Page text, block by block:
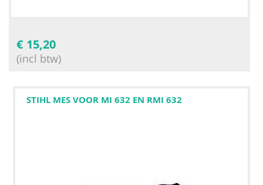
€ 15,20
(incl btw)
STIHL MES VOOR MI 632 EN RMI 632